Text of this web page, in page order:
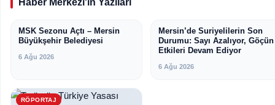
Haber Merkezi'in Yazıları
MERSIN
MSK Sezonu Açtı – Mersin
Büyükşehir Belediyesi
6 Ağu 2026
RÖPORTAJ
Mersin’de Suriyelilerin Son
Durumu: Sayı Azalıyor, Göçün
Etkileri Devam Ediyor
6 Ağu 2026
RÖPORTAJ